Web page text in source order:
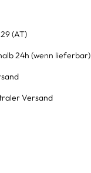
(AT)
24h (wenn lieferbar)
Versand